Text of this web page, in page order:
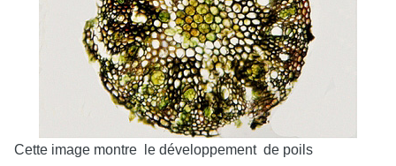
Cette image montre le développement de poils